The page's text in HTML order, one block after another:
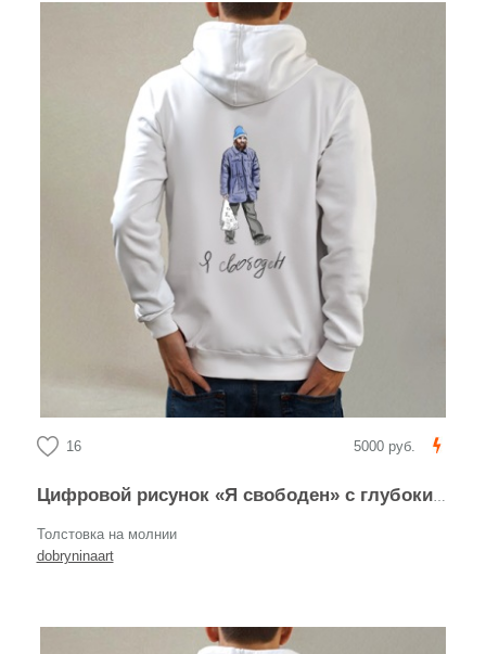
16 5000 руб.
Цифровой рисунок «Я свободен» с глубоким смыслом
Толстовка на молнии
dobryninaart